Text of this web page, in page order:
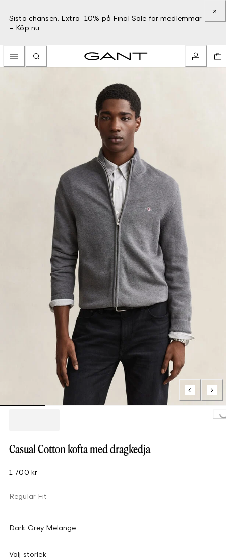
Sista chansen: Extra -10% på Final Sale för medlemmar
– Köp nu
Loading...
Casual Cotton kofta med dragkedja
1 700 kr
Regular Fit
Dark Grey Melange
Välj storlek